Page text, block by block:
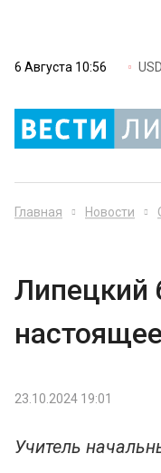
6 Августа 10:56
Главная Новости
Липецкий
настоящее
23.10.2024 19:01
Учитель